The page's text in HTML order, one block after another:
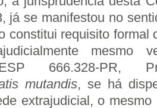
já se manifestou no
constitui requisito formal
mesmo
666.328-PR,
mutandis, se há
extrajudicial, o